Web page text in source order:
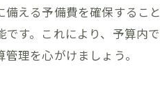
える予備費を確保するこ
す。これにより、予算内
理を心がけましょう。